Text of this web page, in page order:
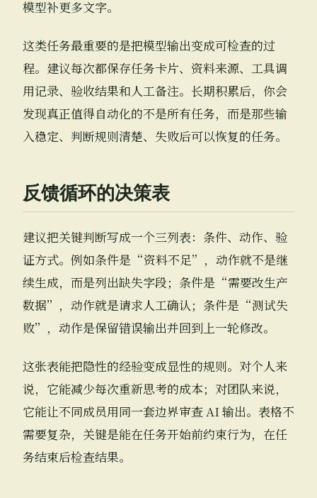
模型补更多文字。
这类任务最重要的是把模型输出变成可检查的过
程。建议每次都保存任务卡片、资料来源、工具调
用记录、验收结果和人工备注。长期积累后，你会
发现真正值得自动化的不是所有任务，而是那些输
入稳定、判断规则清楚、失败后可以恢复的任务。
反馈循环的决策表
建议把关键判断写成一个三列表：条件、动作、验
证方式。例如条件是“资料不足”，动作就不是继
续生成，而是列出缺失字段；条件是“需要改生产
数据”，动作就是请求人工确认；条件是“测试失
败”，动作是保留错误输出并回到上一轮修改。
这张表能把隐性的经验变成显性的规则。对个人来
说，它能减少每次重新思考的成本；对团队来说，
它能让不同成员用同一套边界审查 AI 输出。表格不
需要复杂，关键是能在任务开始前约束行为，在任
务结束后检查结果。